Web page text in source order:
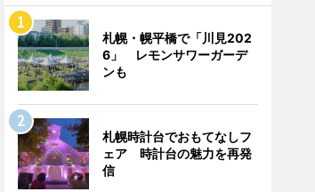
札幌・幌平橋で「川見202
6」 レモンサワーガーデ
ンも
札幌時計台でおもてなしフ
ェア 時計台の魅力を再発
信